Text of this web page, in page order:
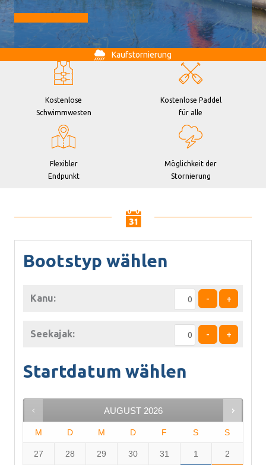
Kaufstornierung
Kostenlose
Schwimmwesten
Kostenlose Paddel
für alle
Flexibler
Endpunkt
Möglichkeit der
Stornierung
Bootstyp wählen
Kanu: - +
Seekajak: - +
Startdatum wählen
AUGUST 2026
M D M D F S S
27 28 29 30 31 1 2